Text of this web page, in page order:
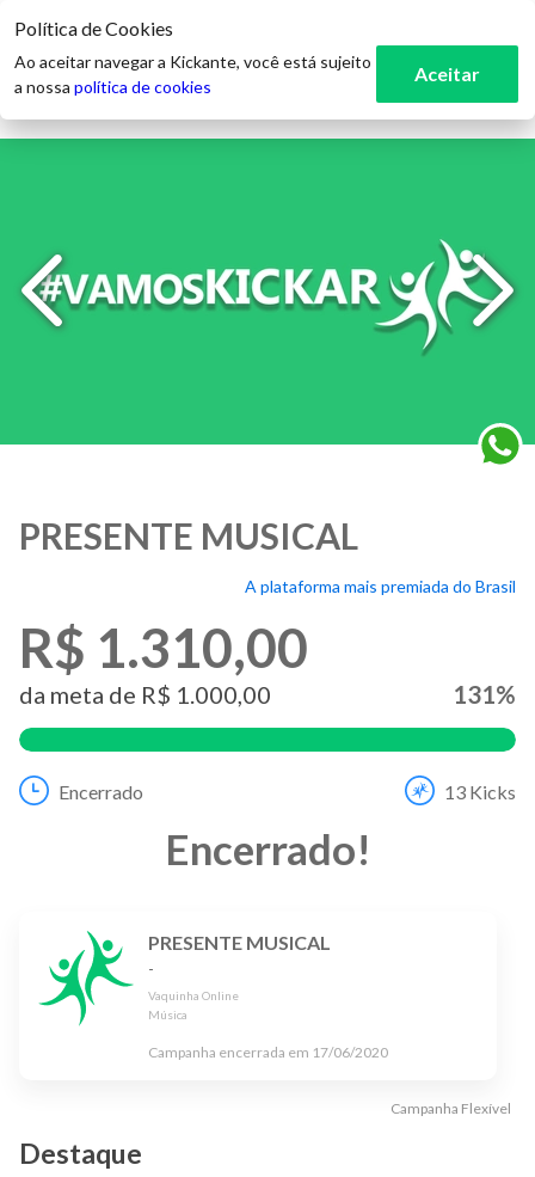
PRESENTE MUSICAL
A plataforma mais premiada do Brasil
R$ 1.310,00
da meta de R$ 1.000,00 131%
Encerrado 13 Kicks
Encerrado!
PRESENTE MUSICAL
-
Vaquinha Online
Música
Campanha encerrada em 17/06/2020
Campanha Flexível
Destaque
Política de Cookies
Ao aceitar navegar a Kickante, você está sujeito
a nossa política de cookies
Aceitar